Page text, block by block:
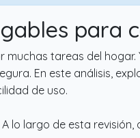
para
tareas del
En este análisis,
de uso.
lo largo de esta